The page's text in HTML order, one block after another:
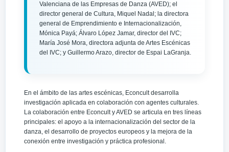
Valenciana de las Empresas de Danza (AVED); el
director general de Cultura, Miquel Nadal; la directora
general de Emprendimiento e Internacionalización,
Mónica Payá; Álvaro López Jamar, director del IVC;
María José Mora, directora adjunta de Artes Escénicas
del IVC; y Guillermo Arazo, director de Espai LaGranja.
En el ámbito de las artes escénicas, Econcult desarrolla
investigación aplicada en colaboración con agentes culturales.
La colaboración entre Econcult y AVED se articula en tres líneas
principales: el apoyo a la internacionalización del sector de la
danza, el desarrollo de proyectos europeos y la mejora de la
conexión entre investigación y práctica profesional.